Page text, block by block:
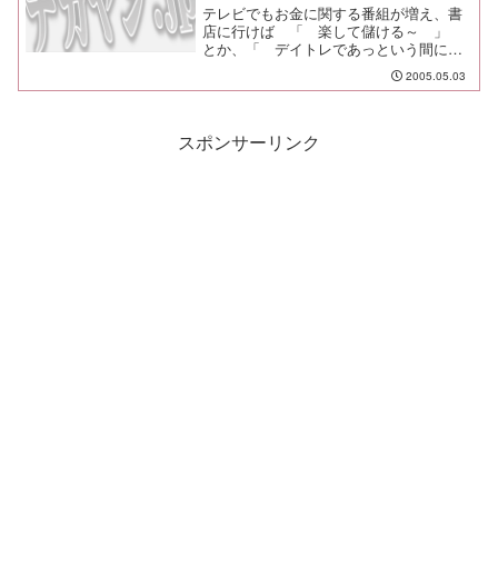
テレビでもお金に関する番組が増え、書
店に行けば 「 楽して儲ける～ 」
とか、「 デイトレであっという間に資
産○倍 」 とか、やたらとウサン臭い本
が並んでいます。 でも、そんな本で儲
2005.05.03
スポンサーリンク